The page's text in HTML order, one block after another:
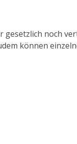
noch
können